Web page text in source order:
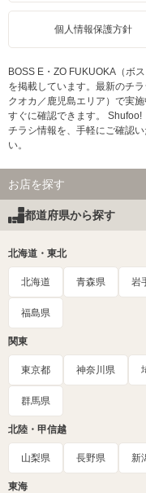
個人情報保護方針
BOSS E・ZO FUKUOKA（ボ
を掲載しています。最新のチ
クオカ／鹿児島エリア）で実
すぐに確認できます。
チラシ情報を、手軽にご確認
い。
お店を探す
都道府県から探す
北海道・東北
北海道 青森県 岩
福島県
関東
東京都 神奈川県
群馬県
北陸・甲信越
山梨県 長野県 新
東海